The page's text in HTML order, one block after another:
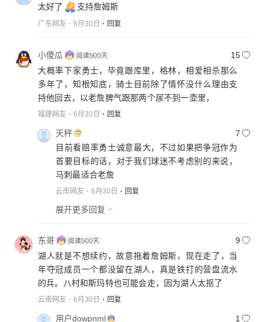
太好了
支持詹姆斯
广东网友 6月30日 回复
小傻瓜
15
大概率下家勇士，毕竟跟库里，格林，相爱相杀那么
多年了，知根知底，骑士目前除了情怀没什么理由支
持他回去，以老詹脾气跟那两个尿不到一壶里，
福建网友 6月30日 回复
天秤
7
目前看赔率勇士诚意最大，不过如果把争冠作为
首要目标的话，对于我们球迷不考虑别的来说，
马刺最适合老詹
云南网友 6月30日 回复
展开更多回复
东哥
9
湖人就是不想续约，故意拖着詹姆斯，现在走了，当
年夺冠成员一个都没留在湖人，真是铁打的营盘流水
的兵。八村和斯玛特也可能会走，因为湖人太抠了
云南网友 6月30日 回复
用户dowpnml
1